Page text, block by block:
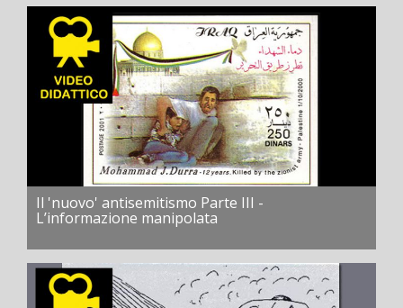
Il 'nuovo' antisemitismo Parte III -
L’informazione manipolata